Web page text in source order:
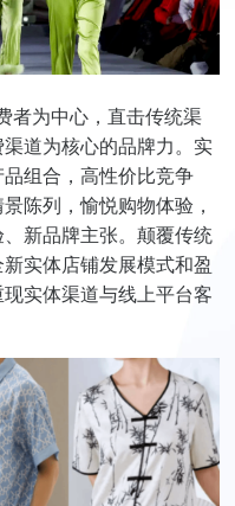
者为中心，直击传统渠
道为核心的品牌力。实
组合，高性价比竞争
陈列，愉悦购物体验，
新品牌主张。颠覆传统
实体店铺发展模式和盈
实体渠道与线上平台客